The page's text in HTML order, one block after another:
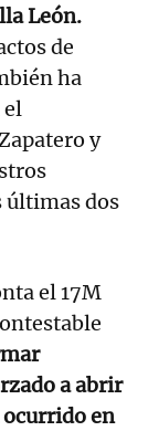
León.
de
ha
el
y
últimas dos
el 17M
a abrir
ocurrido en